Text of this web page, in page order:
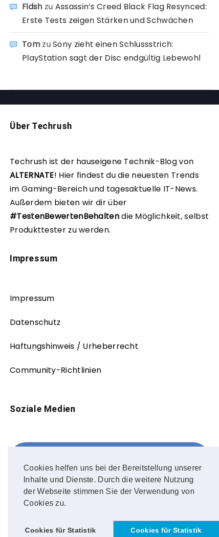
Cookies helfen uns bei der Bereitstellung unserer
Inhalte und Dienste. Durch die weitere Nutzung
der Webseite stimmen Sie der Verwendung von
Cookies zu.
Cookies für Statistik Cookies für Statistik
Fidsh zu Assassin’s Creed Black Flag Resynced:
Erste Tests zeigen Stärken und Schwächen
TomzuSony zieht einen Schlussstrich:
PlayStation sagt der Disc endgültig Lebewohl
Über Techrush
Techrush ist der hauseigene Technik-Blog von
ALTERNATE! Hier findest du die neuesten Trends
im Gaming-Bereich und tagesaktuelle IT-News.
Außerdem bieten wir dir über
#TestenBewertenBehaltendie Möglichkeit, selbst
Produkttester zu werden.
Impressum
Impressum
Datenschutz
Haftungshinweis / Urheberrecht
Community-Richtlinien
Soziale Medien
FOLLOW ME!
Instagram
OUR PHOTOS!